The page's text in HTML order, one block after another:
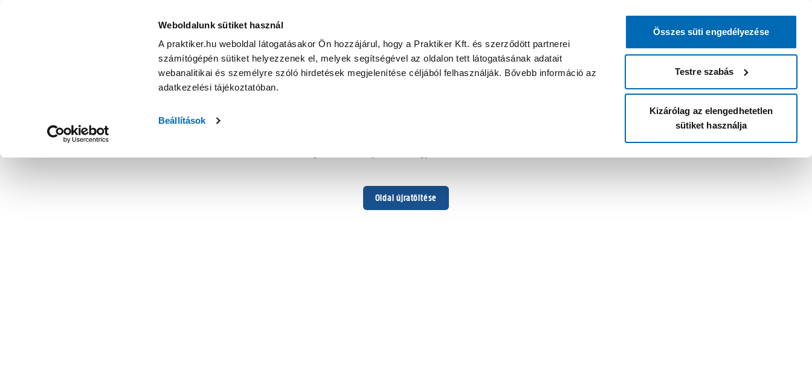
Weboldalunk sütiket használ
A praktiker.hu weboldal látogatásakor Ön hozzájárul, hogy a Praktiker Kft. és szerződött partnerei
számítógépén sütiket helyezzenek el, melyek segítségével az oldalon tett látogatásának adatait
webanalitikai és személyre szóló hirdetések megjelenítése céljából felhasználják. Bővebb információ az
adatkezelési tájékoztatóban.
Beállítások
Összes süti engedélyezése
Testre szabás
Kizárólag az elengedhetetlen
sütiket használja
Oldal újratöltése